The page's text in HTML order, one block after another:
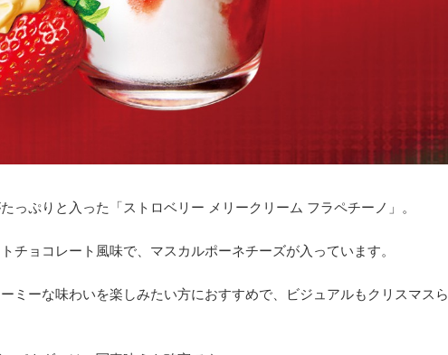
っぷりと入った「ストロベリー メリークリーム フラペチーノ」。
チョコレート風味で、マスカルポーネチーズが入っています。
ミーな味わいを楽しみたい方におすすめで、ビジュアルもクリスマスら